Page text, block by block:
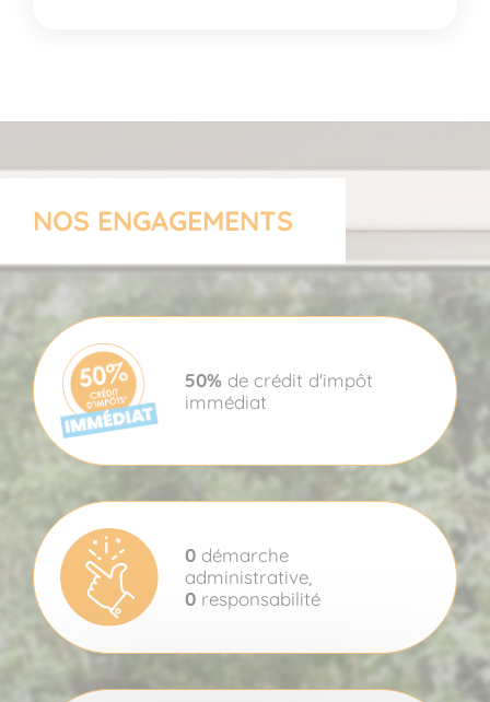
NOS ENGAGEMENTS
50% de crédit d'impôt
immédiat
0 démarche
administrative,
0 responsabilité